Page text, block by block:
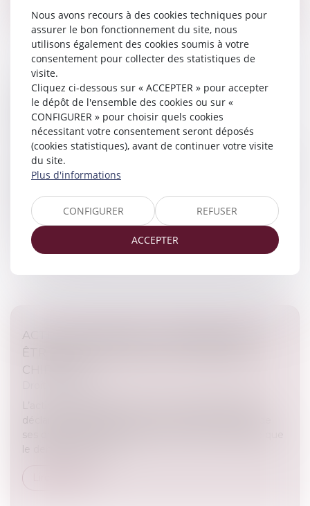
DPE : LA LUTTE CONTRE LA FRAUDE AUX
DIAGNOSTICS DE PERFORMANCE
ÉNERGÉTIQUE SE RENFORCE
Droit immobilier
Encore du changement pour les entreprises en charge
de la réalisation des diagnostics de performance
location de logement et...
Lire la suite
ACTION PAULIENNE : LA CRÉANCE DOIT
ÊTRE CERTAINE, MAIS PAS FORCÉMENT
CHIFFRÉE
L’action paulienne permet à un créancier de faire
déclarer inopposable un acte accompli en fraude de
ses droits. Pour être valable, cette action suppose que
le demandeur justif...
Nous avons recours à des cookies techniques pour
assurer le bon fonctionnement du site, nous
utilisons également des cookies soumis à votre
consentement pour collecter des statistiques de
visite.
Cliquez ci-dessous sur « ACCEPTER » pour accepter
le dépôt de l'ensemble des cookies ou sur «
CONFIGURER » pour choisir quels cookies
nécessitant votre consentement seront déposés
(cookies statistiques), avant de continuer votre visite
du site.
Plus d'informations
CONFIGURER REFUSER
ACCEPTER